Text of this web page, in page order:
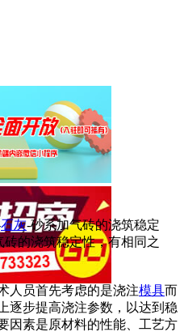
石灰-砂系加气砖的浇筑稳定
的浇筑稳定性，有相同之
人员首先考虑的是浇注模具而
逐步提高浇注参数，以达到稳
因素是原材料的性能、工艺方